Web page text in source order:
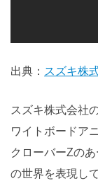
出典： スズキ株
スズキ株式会社
ワイトボードア
クローバーZの
の世界を表現し